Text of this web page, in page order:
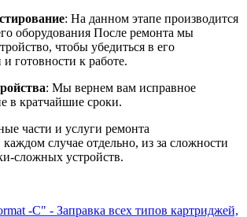
: На данном этапе производится
оборудования После ремонта мы
чтобы убедиться в его
готовности к работе.
: Мы вернем вам исправное
в кратчайшие сроки.
части и услуги ремонта
каждом случае отдельно, из за сложности
сложных устройств.
-C" - Заправка всех типов картриджей,